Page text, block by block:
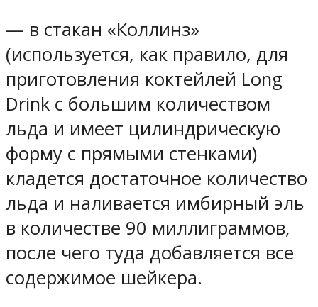
— в стакан «Коллинз»
(используется, как правило, для
приготовления коктейлей Long
Drink с большим количеством
льда и имеет цилиндрическую
форму с прямыми стенками)
кладется достаточное количество
льда и наливается имбирный эль
в количестве 90 миллиграммов,
после чего туда добавляется все
содержимое шейкера.